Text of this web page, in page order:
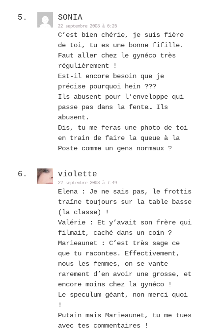
SONIA
22 septembre 2008 à 6:25
C’est bien chérie, je suis fière
de toi, tu es une bonne fifille.
Faut aller chez le gynéco très
régulièrement !
Est-il encore besoin que je
précise pourquoi hein ???
Ils abusent pour l’enveloppe qui
passe pas dans la fente… Ils
abusent.
Dis, tu me feras une photo de toi
en train de faire la queue à la
Poste comme un gens normaux ?
violette
22 septembre 2008 à 7:49
Elena : Je ne sais pas, le frottis
traîne toujours sur la table basse
(la classe) !
Valérie : Et y’avait son frère qui
filmait, caché dans un coin ?
Marieaunet : C’est très sage ce
que tu racontes. Effectivement,
nous les femmes, on se vante
rarement d’en avoir une grosse, et
encore moins chez la gynéco !
Le speculum géant, non merci quoi
!
Putain mais Marieaunet, tu me tues
avec tes commentaires !